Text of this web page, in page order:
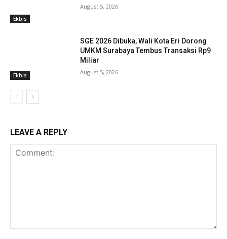
Ekbis
August 5, 2026
Ekbis
SGE 2026 Dibuka, Wali Kota Eri Dorong
UMKM Surabaya Tembus Transaksi Rp9
Miliar
August 5, 2026
LEAVE A REPLY